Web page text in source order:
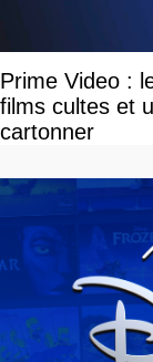
Prime Video :
films cultes et
cartonner